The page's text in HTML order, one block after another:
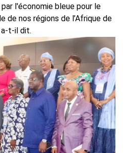
l'économie bleue pour le
de nos régions de l’Afrique de
a-t-il dit.